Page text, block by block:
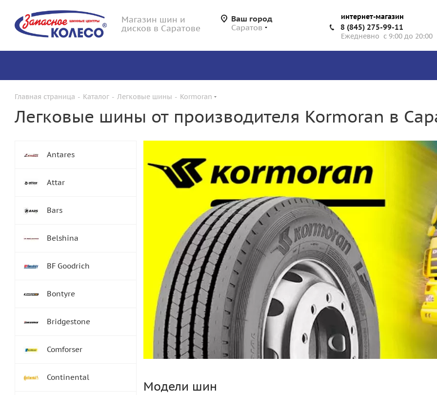
Магазин шин и
дисков в Саратове
Ваш город
Саратов
интернет-магазин
8 (845) 275-99-11
Ежедневно с 9:00 до 20:00
Главная страница - Каталог - Легковые шины - Kormoran
Легковые шины от производителя Kormoran в
Модели шин
Antares
Attar
Bars
Belshina
BF Goodrich
Bontyre
Bridgestone
Comforser
Continental